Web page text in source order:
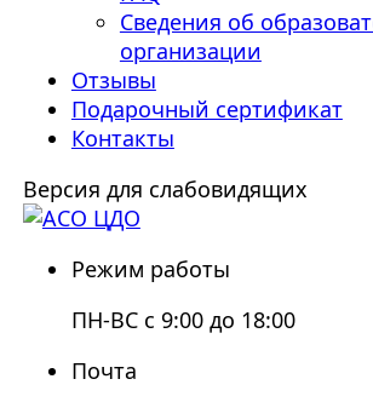
Сведения об
организации
Отзывы
Подарочный сертификат
Контакты
Версия для слабовидящих
Режим работы
ПН-ВС с 9:00 до 18:00
Почта